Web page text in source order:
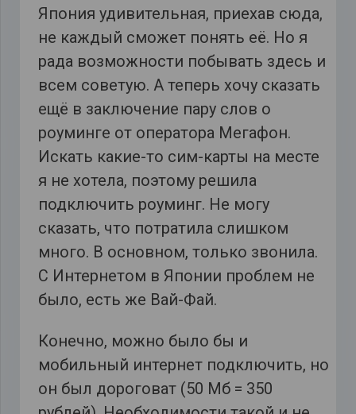
Япония удивительная, приехав сюда,
не каждый сможет понять её. Но я
рада возможности побывать здесь и
всем советую. А теперь хочу сказать
ещё в заключение пару слов о
роуминге от оператора Мегафон.
Искать какие-то сим-карты на месте
я не хотела, поэтому решила
подключить роуминг. Не могу
сказать, что потратила слишком
много. В основном, только звонила.
С Интернетом в Японии проблем не
было, есть же Вай-Фай.
Конечно, можно было бы и
мобильный интернет подключить, но
он был дороговат (50 Мб = 350